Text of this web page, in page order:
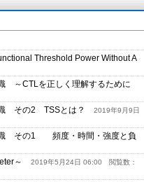
Threshold Power Without A
～CTLを正しく理解するために
識 その2 TSSとは？
2019年9月9日
識 その1 頻度・時間・強度と負
～ 2019年5月24日 06:00 閲覧数：